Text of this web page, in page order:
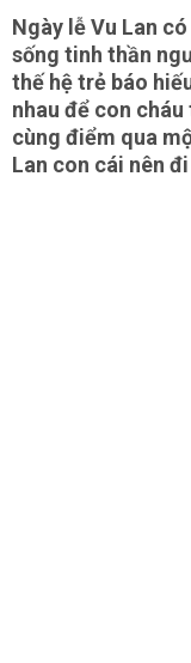
Ngày lễ Vu Lan
sống tinh thần
thế hệ trẻ báo
nhau để con
cùng điểm qua
Lan con cái nên